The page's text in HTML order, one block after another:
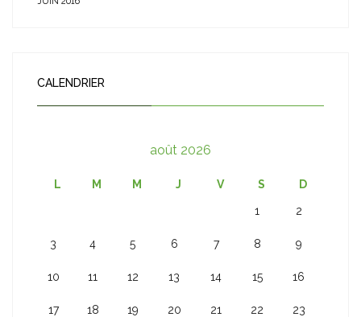
CALENDRIER
août 2026
L M M J V S D
1 2
3 4 5 6 7 8 9
10 11 12 13 14 15 16
17 18 19 20 21 22 23